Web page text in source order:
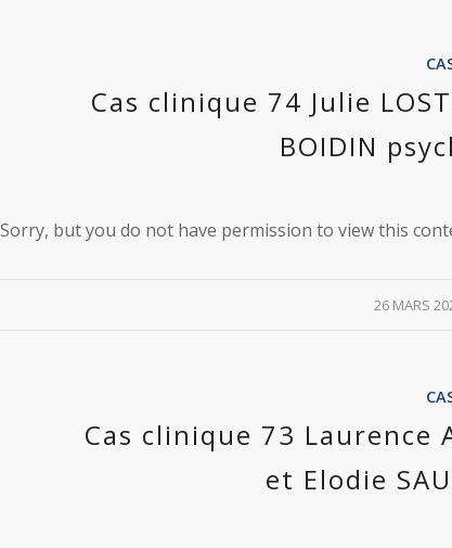
Cas clinique 74 Julie
BOIDIN
Sorry, but you do not have permission to view this
26 MARS
/
Cas clinique 73 Laurence
et Elodie